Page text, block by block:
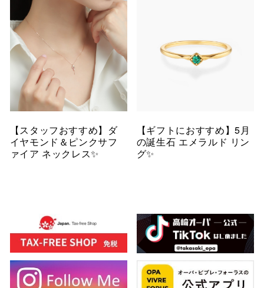
【スタッフおすすめ】ダ
イヤモンド＆ピンクサフ
ァイア ネックレス✨
【ギフトにおすすめ】5月
の誕生石 エメラルド リン
グ✨